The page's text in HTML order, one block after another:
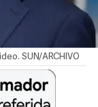
SUN/ARCHIVO